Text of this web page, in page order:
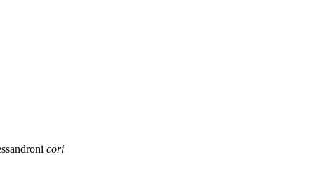
cori